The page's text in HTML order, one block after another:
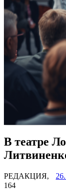
В театре
РЕДАКЦИЯ,
164